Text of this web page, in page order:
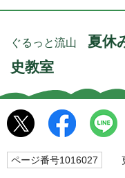
ぐるっと流山 夏休
史教室
ページ番号1016027